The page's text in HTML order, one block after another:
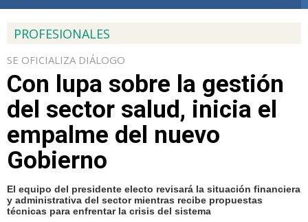
PROFESIONALES
SE OFICIALIZA DIÁLOGO
Con lupa sobre la gestión
del sector salud, inicia el
empalme del nuevo
Gobierno
El equipo del presidente electo revisará la situación financiera
y administrativa del sector mientras recibe propuestas
técnicas para enfrentar la crisis del sistema